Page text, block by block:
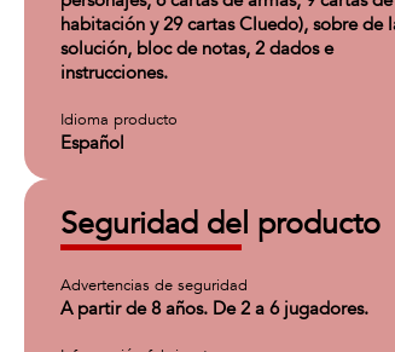
habitación y 29 cartas Cluedo), sobre de
solución, bloc de notas, 2 dados e
instrucciones.
Idioma producto
Español
Seguridad del producto
Advertencias de seguridad
A partir de 8 años. De 2 a 6 jugadores.